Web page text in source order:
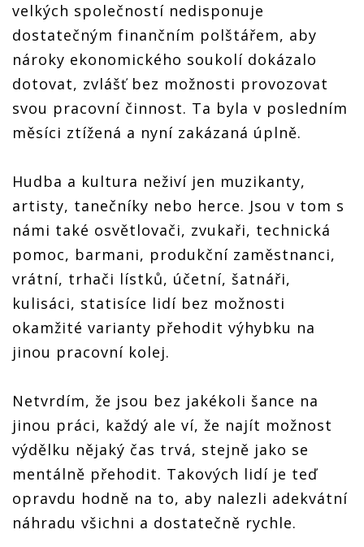
velkých společností nedisponuje
dostatečným finančním polštářem, aby
nároky ekonomického soukolí dokázalo
dotovat, zvlášť bez možnosti provozovat
svou pracovní činnost. Ta byla v posledním
měsíci ztížená a nyní zakázaná úplně.
Hudba a kultura neživí jen muzikanty,
artisty, tanečníky nebo herce. Jsou v tom s
námi také osvětlovači, zvukaři, technická
pomoc, barmani, produkční zaměstnanci,
vrátní, trhači lístků, účetní, šatnáři,
kulisáci, statisíce lidí bez možnosti
okamžité varianty přehodit výhybku na
jinou pracovní kolej.
Netvrdím, že jsou bez jakékoli šance na
jinou práci, každý ale ví, že najít možnost
výdělku nějaký čas trvá, stejně jako se
mentálně přehodit. Takových lidí je teď
opravdu hodně na to, aby nalezli adekvátní
náhradu všichni a dostatečně rychle.